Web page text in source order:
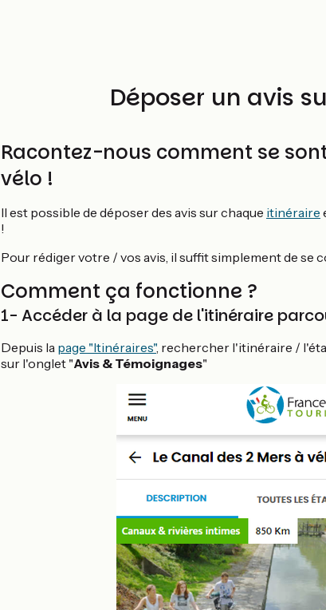
Déposer un avis
Racontez-nous comment se
vélo !
Il est possible de déposer des avis sur chaque itinéraire
!
Pour rédiger votre / vos avis, il suffit simplement de se
Comment ça fonctionne ?
1- Accéder à la page de l'itinéraire
Depuis la page "Itinéraires", rechercher l'itinéraire /
sur l'onglet "Avis & Témoignages"